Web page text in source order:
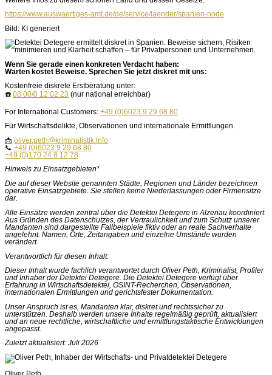
https://www.auswaertiges-amt.de/de/service/laender/spanien-node
Bild: KI generiert
Wenn Sie gerade einen konkreten Verdacht haben:
Warten kostet Beweise. Sprechen Sie jetzt diskret mit uns:
Kostenfreie diskrete Erstberatung unter:
☎️ 08 00/0 12 02 23 (nur national erreichbar)
For International Customers: +49 (0)6023 9 29 68 80
Für Wirtschaftsdelikte, Observationen und internationale Ermittlungen.
📩 oliver.peth@kriminalistik.info
📞 +49 (0)6023 9 29 68 80
+49 (0)170 24 8 12 78
Hinweis zu Einsatzgebieten*
Die auf dieser Website genannten Städte, Regionen und Länder bezeichnen
operative Einsatzgebiete. Sie stellen keine Niederlassungen oder Firmensitze
dar.
Alle Einsätze werden zentral über die Detektei Detegere in Alzenau koordiniert.
Aus Gründen des Datenschutzes, der Vertraulichkeit und zum Schutz unserer
Mandanten sind dargestellte Fallbeispiele fiktiv oder an reale Sachverhalte
angelehnt. Namen, Orte, Zeitangaben und einzelne Umstände wurden
verändert.
Verantwortlich für diesen Inhalt:
Dieser Inhalt wurde fachlich verantwortet durch Oliver Peth, Kriminalist, Profiler
und Inhaber der Detektei Detegere. Die Detektei Detegere verfügt über
Erfahrung in Wirtschaftsdetektei, OSINT-Recherchen, Observationen,
internationalen Ermittlungen und gerichtsfester Dokumentation.
Unser Anspruch ist es, Mandanten klar, diskret und rechtssicher zu
unterstützen. Deshalb werden unsere Inhalte regelmäßig geprüft, aktualisiert
und an neue rechtliche, wirtschaftliche und ermittlungstaktische Entwicklungen
angepasst.
Zuletzt aktualisiert: Juli 2026